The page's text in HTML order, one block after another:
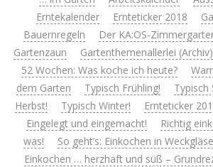
Erntekalender
Ernteticker 2018
Bauernregeln
Der KA:OS-
Gartenzaun
Gartenthemenallerlei (Archiv)
52 Wochen: Was koche ich heute?
dem Garten
Typisch Frühling! Typisch
Herbst!
Typisch Winter! Ernteticker
Eingelegt und eingemacht!
Richtig
was!
So geht’s: Einkochen in
Einkochen … herzhaft und süß –